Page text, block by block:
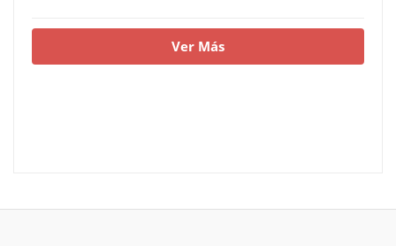
Ver Más